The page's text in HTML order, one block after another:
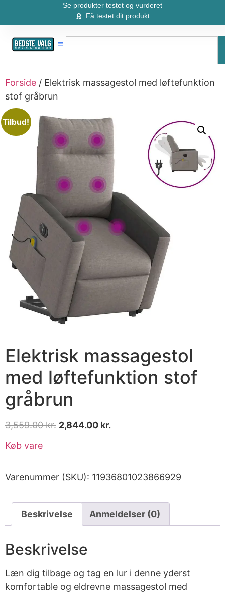
Se produkter testet og vurderet
Få testet dit produkt
Forside / Elektrisk massagestol med løftefunktion
stof gråbrun
Tilbud!
Elektrisk massagestol
med løftefunktion stof
gråbrun
3,559.00kr. 2,844.00 kr.
Køb vare
Varenummer (SKU): 11936801023866929
Beskrivelse Anmeldelser (0)
Beskrivelse
Læn dig tilbage og tag en lur i denne yderst
komfortable og eldrevne massagestol med